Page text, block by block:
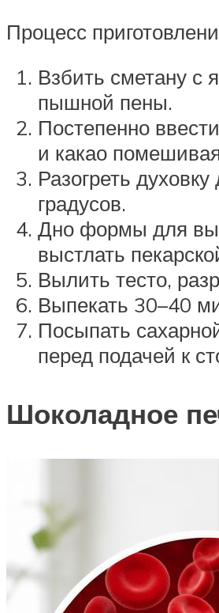
Процесс
Взбить сметану с
пышной пены.
Постепенно
и какао
Разогреть
градусов.
Дно формы для
выстлать
Вылить тесто,
Выпекать 30–40
Посыпать
перед подачей к
Шоколадное